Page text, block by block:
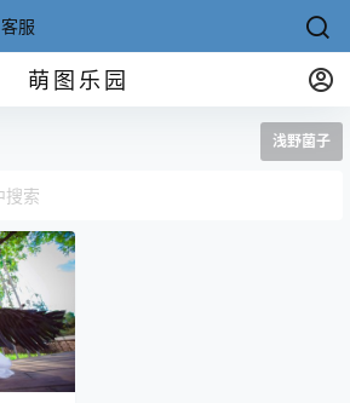
客服
萌图乐园
浅野菌子